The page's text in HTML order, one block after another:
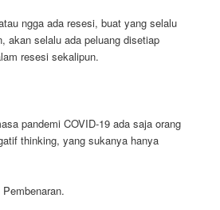
ngga ada resesi, buat yang selalu
akan selalu ada peluang disetiap
resesi sekalipun.
pandemi COVID-19 ada saja orang
thinking, yang sukanya hanya